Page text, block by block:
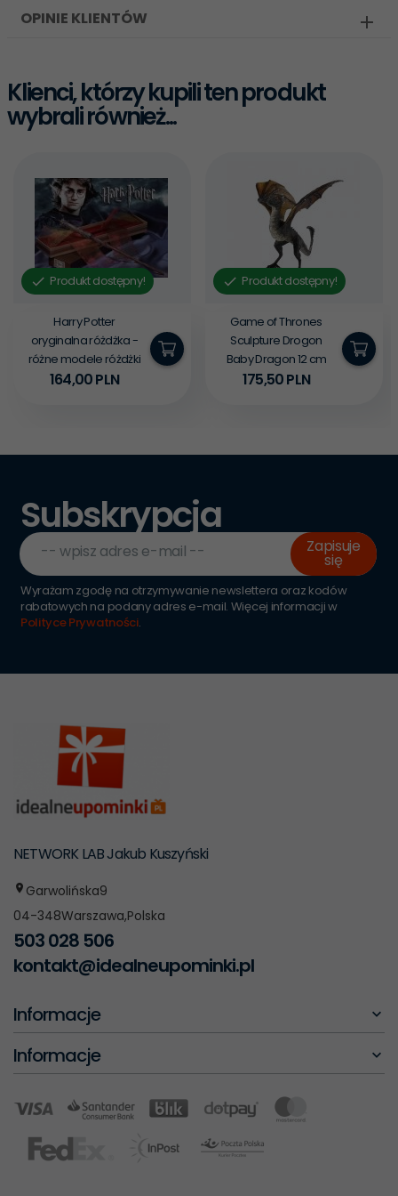
OPINIE KLIENTÓW
Klienci, którzy kupili ten produkt
wybrali również...
Produkt dostępny!
Harry Potter
oryginalna różdżka -
różne modele różdżki
164,00PLN
Produkt dostępny!
Game of Thrones
Sculpture Drogon
Baby Dragon 12 cm
175,50PLN
Subskrypcja
-- wpisz adres e-mail -- Zapisuje
się
Wyrażam zgodę na otrzymywanie newslettera oraz kodów
rabatowych na podany adres e-mail. Więcej informacji w
Polityce Prywatności.
NETWORK LAB Jakub Kuszyński
Garwolińska9
04-348Warszawa,Polska
503 028 506
kontakt@idealneupominki.pl
Informacje
Informacje